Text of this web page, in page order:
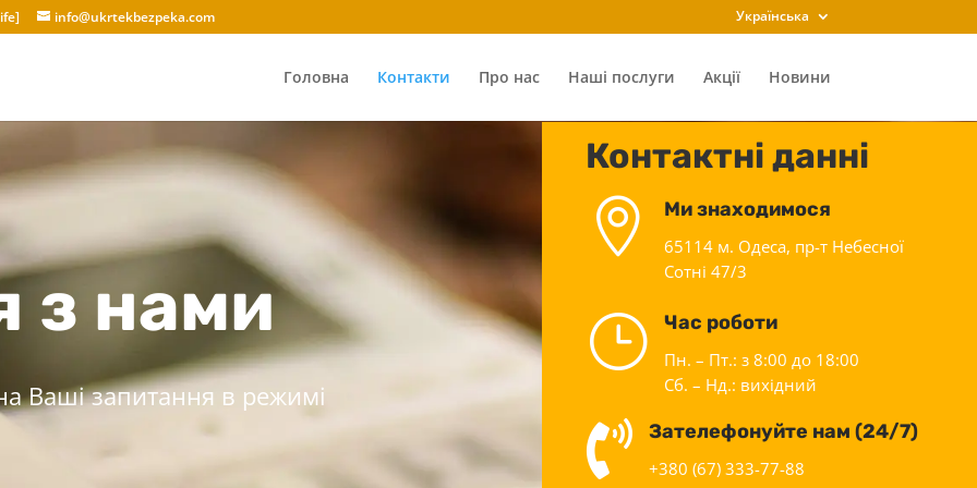
info@ukrtekbezpeka.com Українська
Головна Контакти Про нас Наші послуги Акції Новини
з нами
Ваші запитання в режимі
Контактні данні
 Ми знаходимося
65114 м. Одеса, пр-т Небесної
Сотні 47/3
} Час роботи
Пн. – Пт.: з 8:00 до 18:00
Сб. – Нд.: вихідний
 Зателефонуйте нам (24/7)
+380 (67) 333-77-88